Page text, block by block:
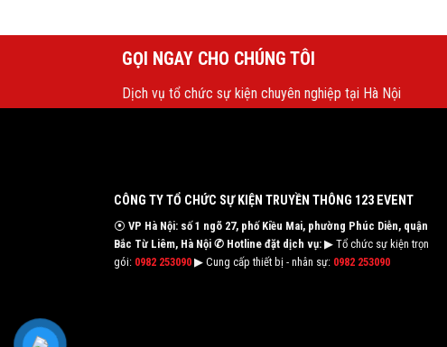
GỌI NGAY CHO CHÚNG TÔI
Dịch vụ tổ chức sự kiện chuyên nghiệp tại Hà Nội
CÔNG TY TỔ CHỨC SỰ KIỆN TRUYỀN THÔNG 123 EVENT
⦿ VP Hà Nội: số 1 ngõ 27, phố Kiều Mai, phường Phúc Diễn, quận
Bắc Từ Liêm, Hà Nội ✆ Hotline đặt dịch vụ:▶ Tổ chức sự kiện trọn
gói: 0982 253090▶ Cung cấp thiết bị - nhân sự: 0982 253090